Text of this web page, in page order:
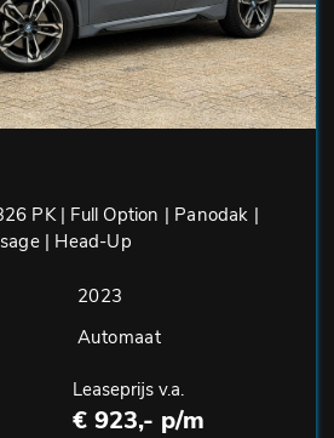
PK | Full Option | Panodak |
| Head-Up
2023
Automaat
Leaseprijs v.a.
€ 923,- p/m